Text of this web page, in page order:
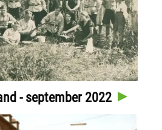
- september 2022